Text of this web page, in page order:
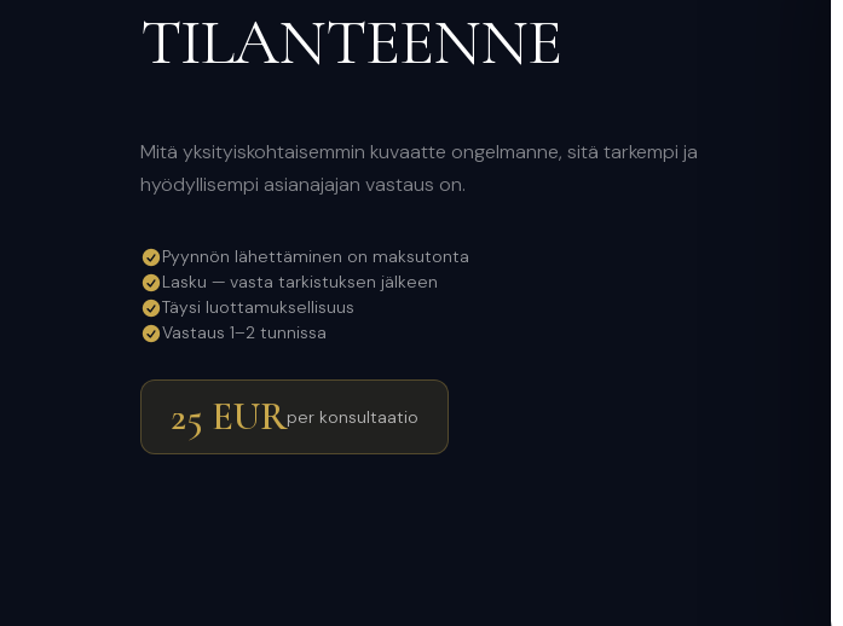
TILANTEENNE
Mitä yksityiskohtaisemmin kuvaatte ongelmanne, sitä tarkempi ja
hyödyllisempi asianajajan vastaus on.
Pyynnön lähettäminen on maksutonta
Lasku — vasta tarkistuksen jälkeen
Täysi luottamuksellisuus
Vastaus 1–2 tunnissa
25 EURper konsultaatio